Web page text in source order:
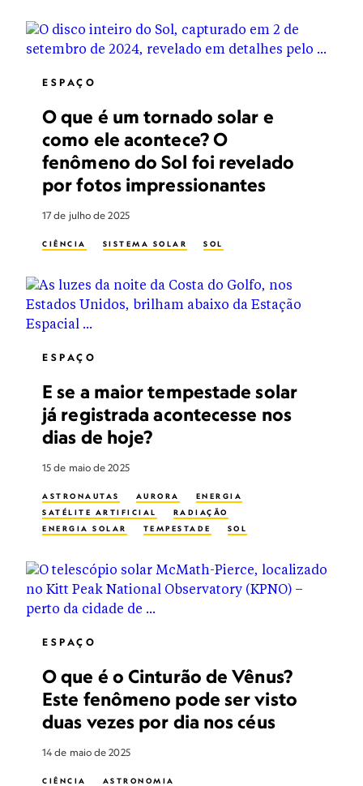
ESPAÇO
O que é um tornado solar e
como ele acontece? O
fenômeno do Sol foi revelado
por fotos impressionantes
17 de julho de 2025
CIÊNCIA SISTEMA SOLAR SOL
ESPAÇO
E se a maior tempestade solar
já registrada acontecesse nos
dias de hoje?
15 de maio de 2025
ASTRONAUTAS AURORA
ENERGIA
SATÉLITE ARTIFICIAL
RADIAÇÃO
ENERGIA SOLAR
TEMPESTADE SOL
ESPAÇO
O que é o Cinturão de Vênus?
Este fenômeno pode ser visto
duas vezes por dia nos céus
14 de maio de 2025
CIÊNCIA ASTRONOMIA